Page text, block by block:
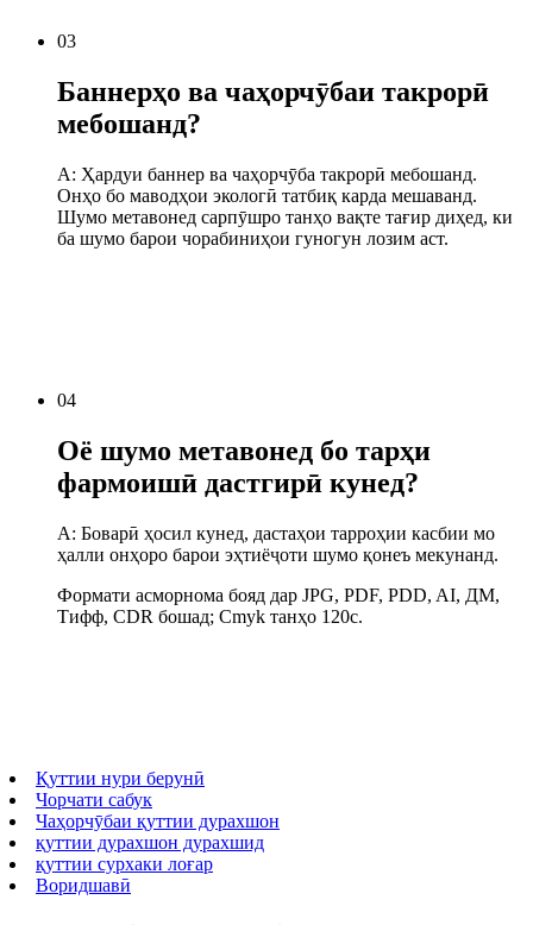
03
Баннерҳо ва чаҳорчӯбаи такрорӣ
мебошанд?
A: Ҳардуи баннер ва чаҳорчӯба такрорӣ мебошанд.
Онҳо бо маводҳои экологӣ татбиқ карда мешаванд.
Шумо метавонед сарпӯшро танҳо вақте тағир диҳед, ки
ба шумо барои чорабиниҳои гуногун лозим аст.
04
Оё шумо метавонед бо тарҳи
фармоишӣ дастгирӣ кунед?
A: Боварӣ ҳосил кунед, дастаҳои тарроҳии касбии мо
ҳалли онҳоро барои эҳтиёҷоти шумо қонеъ мекунанд.
Формати асморнома бояд дар JPG, PDF, PDD, AI, ДМ,
Тифф, CDR бошад; Cmyk танҳо 120с.
Қуттии нури берунӣ
Чорчати сабук
Чаҳорчӯбаи қуттии дурахшон
қуттии дурахшон дурахшид
қуттии сурхаки лоғар
Воридшавӣ